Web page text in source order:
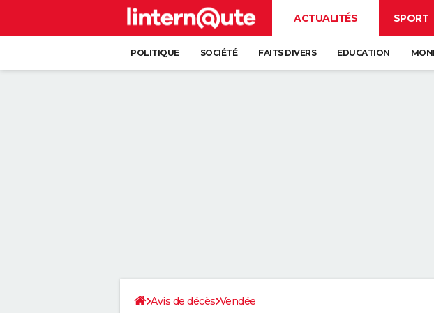
ACTUALITÉS SPORT
POLITIQUE SOCIÉTÉ FAITS DIVERS EDUCATION
Avis de décès Vendée